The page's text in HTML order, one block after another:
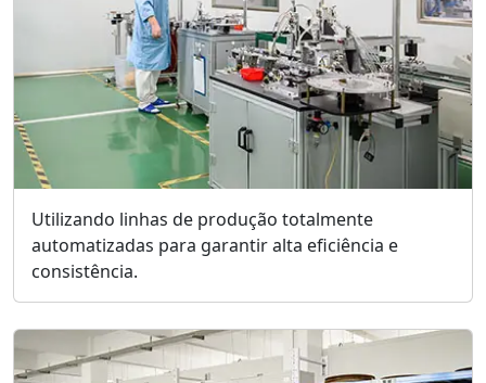
Utilizando linhas de produção totalmente
automatizadas para garantir alta eficiência e
consistência.